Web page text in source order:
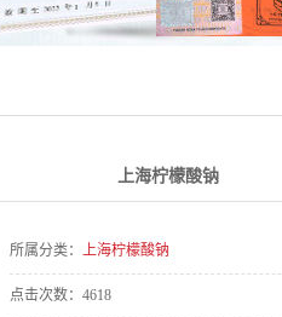
上海柠檬酸钠
所属分类： 上海柠檬酸钠
点击次数： 4618